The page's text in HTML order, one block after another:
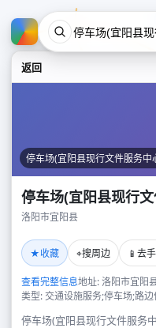
返回
停车场(宜阳县现行文件服务中
停车场(宜阳县现行
洛阳市宜阳县
★收藏 ⌖搜周边 📱 去
查看完整信息地址: 洛阳市宜阳
类型: 交通设施服务;停车场;路
停车场(宜阳县现行文件服务